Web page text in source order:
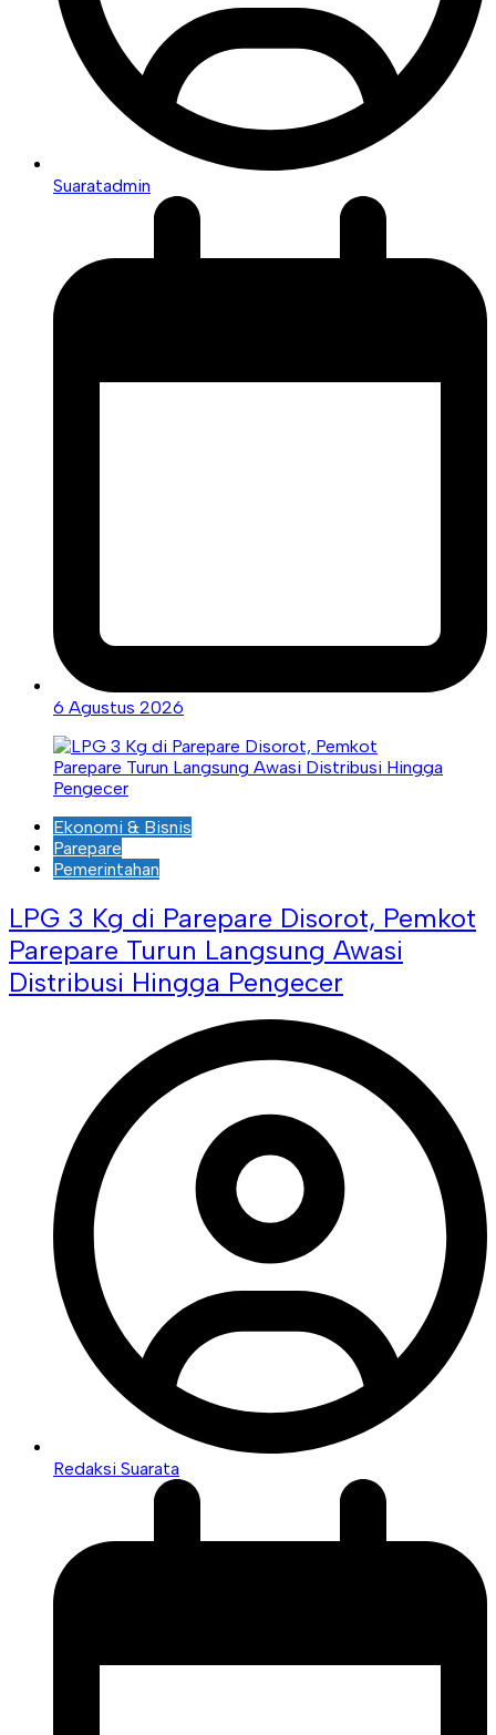
Suaratadmin
6 Agustus 2026
Ekonomi & Bisnis
Parepare
Pemerintahan
LPG 3 Kg di Parepare Disorot, Pemkot
Parepare Turun Langsung Awasi
Distribusi Hingga Pengecer
Redaksi Suarata